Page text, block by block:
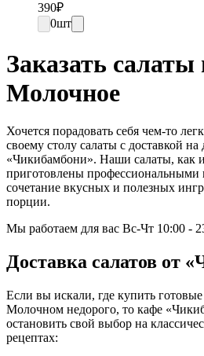
390₽
0шт
Заказать салаты
Молочное
Хочется порадовать себя чем-то
своему столу салаты с доставкой на
«Чикибамбони». Наши салаты, как
приготовлены
сочетание вкусных и полезных
порции.
Мы работаем для вас Вс-Чт 10:00 -
Доставка салатов от
Если вы искали, где купить готовые
Молочном недорого, то кафе
остановить свой выбор на
рецептах: